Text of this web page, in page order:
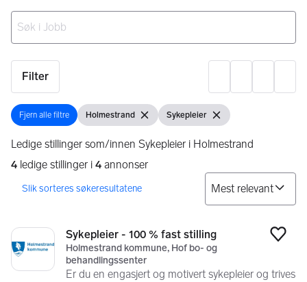
Filter
Fjern alle filtre
Fjern alle filtre Vis filter
Holmestrand Fjern filterVis filter
Sykepleier Fjern filter
Ledige stillinger som/innen Sykepleier i Holmestrand
4 ledige stillinger i 4 annonser
Søkeresultater
Sykepleier - 100 % fast stilling
Holmestrand kommune, Hof bo- og
behandlingssenter
Er du en engasjert og motivert sykepleier og trives